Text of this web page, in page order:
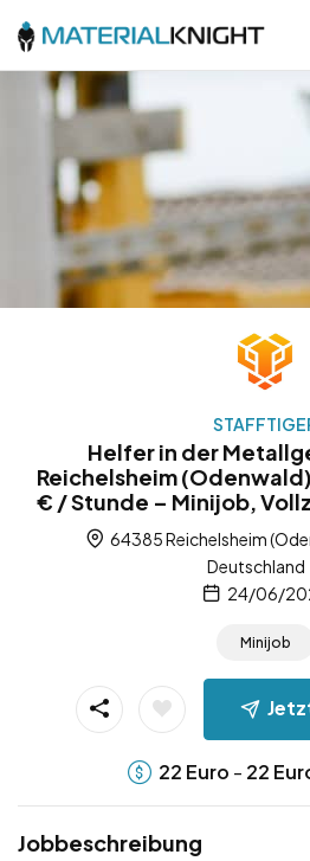
Helfer in der
Reichelsheim
€ / Stunde – Minijob,
64385 Reichelsheim
Deutschland
24/06/
Minijob
22 Euro - 22
Jobbeschreibung